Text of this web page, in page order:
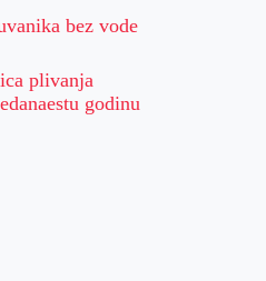
bez vode
plivanja
godinu